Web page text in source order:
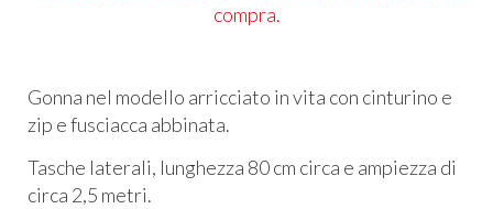
compra.
Gonna nel modello arricciato in vita con cinturino e
zip e fusciacca abbinata.
Tasche laterali, lunghezza 80 cm circa e ampiezza di
circa 2,5 metri.